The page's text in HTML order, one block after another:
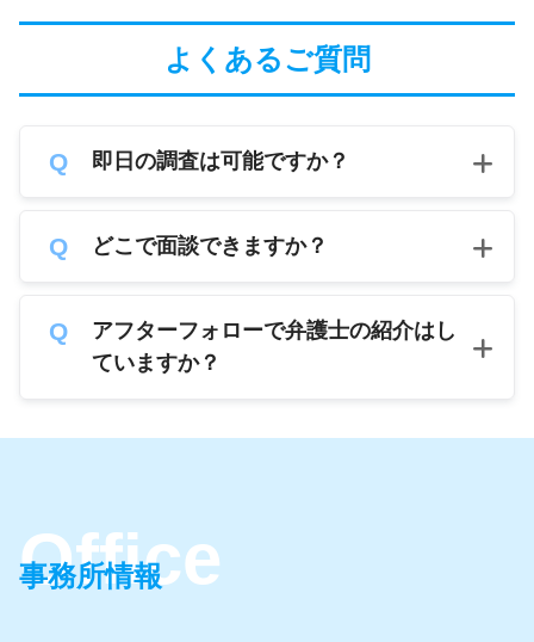
よくあるご質問
即日の調査は可能ですか？
どこで面談できますか？
アフターフォローで弁護士の紹介はし
ていますか？
事務所情報